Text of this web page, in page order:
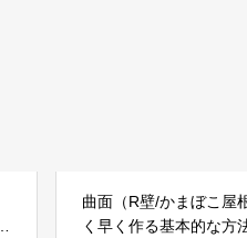
曲面（R壁/かまぼこ屋
く早く作る基本的な方